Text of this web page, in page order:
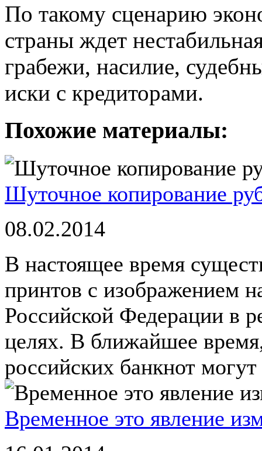
По такому сценарию
страны ждет
грабежи, насилие,
иски с кредиторами.
Похожие материалы:
Шуточное копирование
08.02.2014
В настоящее время
принтов с изображением
Российской Федерации в
целях. В ближайшее
российских банкнот могут
Временное это явление